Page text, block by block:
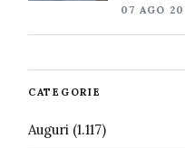
07 AGO
CATEGORIE
Auguri(1.117)